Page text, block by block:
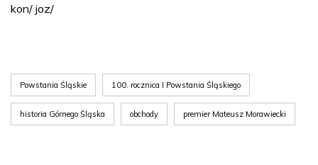
kon/ joz/
Powstania Śląskie 100. rocznica I Powstania Śląskiego
historia Górnego Śląska obchody premier Mateusz Morawiecki